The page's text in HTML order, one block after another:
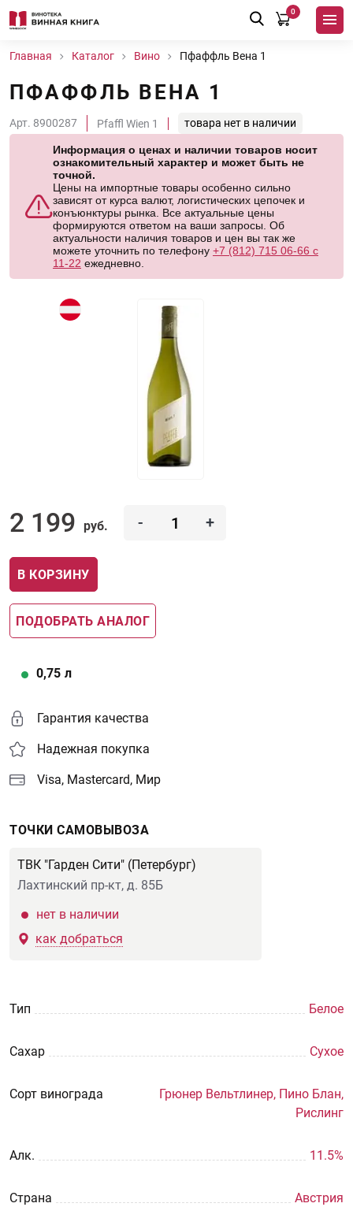
0
Главная Каталог Вино Пфаффль Вена 1
ПФАФФЛЬ ВЕНА 1
Арт. 8900287 Pfaffl Wien 1 товара нет в наличии
Информация о ценах и наличии товаров носит
ознакомительный характер и может быть не
точной.
Цены на импортные товары особенно сильно
зависят от курса валют, логистических цепочек и
конъюнктуры рынка. Все актуальные цены
формируются ответом на ваши запросы. Об
актуальности наличия товаров и цен вы так же
можете уточнить по телефону +7 (812) 715 06-66 с
11-22 ежедневно.
2 199 руб. - +
В КОРЗИНУ
ПОДОБРАТЬ АНАЛОГ
0,75 л
Гарантия качества
Надежная покупка
Visa, Mastercard, Мир
ТОЧКИ САМОВЫВОЗА
ТВК "Гарден Сити" (Петербург)
Лахтинский пр-кт, д. 85Б
нет в наличии
как добраться
Тип Белое
Сахар Сухое
Сорт винограда
Грюнер Вельтлинер, Пино Блан,
Рислинг
Aлк. 11.5%
Страна Австрия